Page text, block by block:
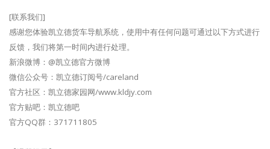
[联系我们]
感谢您体验凯立德货车导航系统，使用中有任何问题可通过以下方式进行
反馈，我们将第一时间内进行处理。
新浪微博：@凯立德官方微博
微信公众号：凯立德订阅号/careland
官方社区：凯立德家园网/www.kldjy.com
官方贴吧：凯立德吧
官方QQ群：371711805